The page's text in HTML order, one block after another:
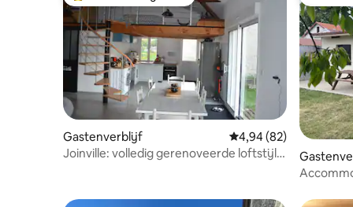
Gastenverblijf Gemiddelde
4,94 (82)
Joinville: volledig gerenoveerde loftstijl